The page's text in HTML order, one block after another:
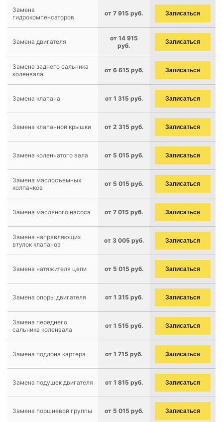
Замена
гидрокомпенсаторов
от 7 915 руб. Записаться
Замена двигателя
от 14 915
руб.
Записаться
Замена заднего сальника
коленвала
от 6 615 руб. Записаться
Замена клапана от 1 315 руб. Записаться
Замена клапанной крышки от 2 315 руб. Записаться
Замена коленчатого вала от 5 015 руб. Записаться
Замена маслосъемных
колпачков
от 5 015 руб. Записаться
Замена масляного насоса от 7 015 руб. Записаться
Замена направляющих
втулок клапанов
от 3 005 руб. Записаться
Замена натяжителя цепи от 5 015 руб. Записаться
Замена опоры двигателя от 1 315 руб. Записаться
Замена переднего
сальника коленвала
от 1 515 руб. Записаться
Замена поддона картера от 1 715 руб. Записаться
Замена подушек двигателя от 1 815 руб. Записаться
Замена поршневой группы от 5 015 руб. Записаться